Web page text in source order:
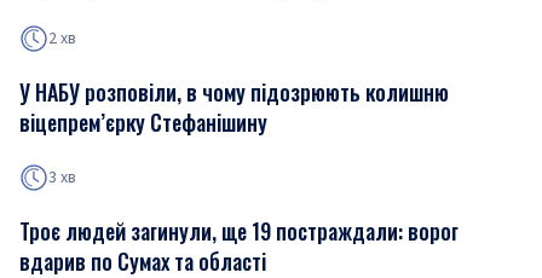
2 хв
У НАБУ розповіли, в чому підозрюють колишню
віцепрем’єрку Стефанішину
3 хв
Троє людей загинули, ще 19 постраждали: ворог
вдарив по Сумах та області